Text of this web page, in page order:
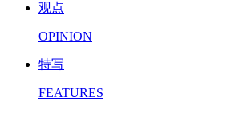
观点
OPINION
特写
FEATURES